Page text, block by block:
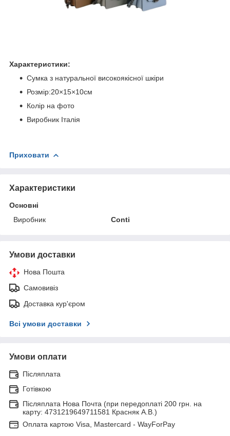
Характеристики:
Сумка з натуральної високоякісної шкіри
Розмір:20×15×10см
Колір на фото
Виробник Італія
Приховати
Характеристики
Основні
Виробник
Conti
Умови доставки
Нова Пошта
Самовивіз
Доставка кур'єром
Всі умови доставки
Умови оплати
Післяплата
Готівкою
Післяплата Нова Почта (при передоплаті 200 грн. на
карту: 4731219649711581 Красняк А.В.)
Оплата картою Visa, Mastercard - WayForPay